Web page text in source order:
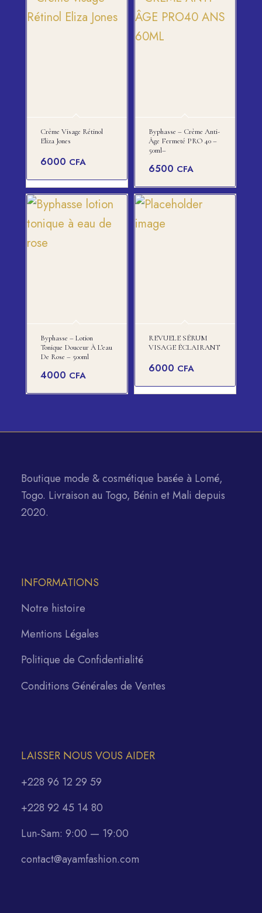
Crème Visage Rétinol
Eliza Jones
6000 CFA
Byphasse – Crème Anti-
Âge Fermeté PRO 40 –
50ml–
6500 CFA
Byphasse – Lotion
Tonique Douceur À L’eau
De Rose – 500ml
4000 CFA
REVUELE SÉRUM
VISAGE ÉCLAIRANT
6000 CFA
Boutique mode & cosmétique basée à Lomé,
Togo. Livraison au Togo, Bénin et Mali depuis
2020.
INFORMATIONS
Notre histoire
Mentions Légales
Politique de Confidentialité
Conditions Générales de Ventes
LAISSER NOUS VOUS AIDER
+228 96 12 29 59
+228 92 45 14 80
Lun-Sam: 9:00 — 19:00
contact@ayamfashion.com